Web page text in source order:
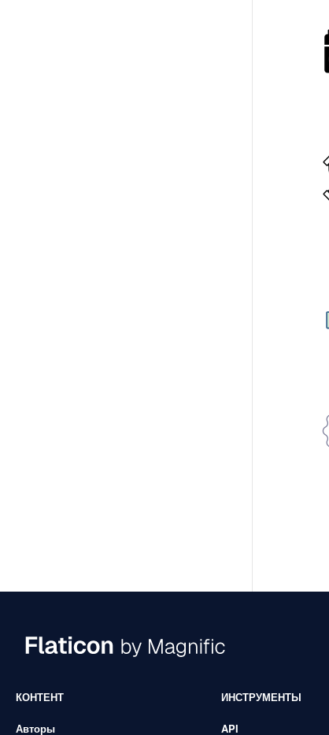
КОНТЕНТ
Авторы
ИНСТРУМЕНТЫ
API